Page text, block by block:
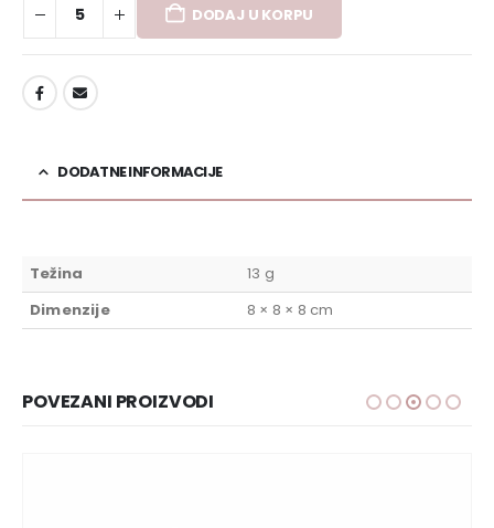
DODAJ U KORPU
DODATNE INFORMACIJE
Težina
13 g
Dimenzije
8 × 8 × 8 cm
POVEZANI PROIZVODI